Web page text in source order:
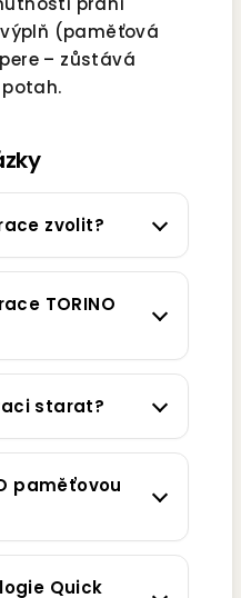
(paměťová
– zůstává
zvolit?
TORINO
starat?
paměťovou
Quick